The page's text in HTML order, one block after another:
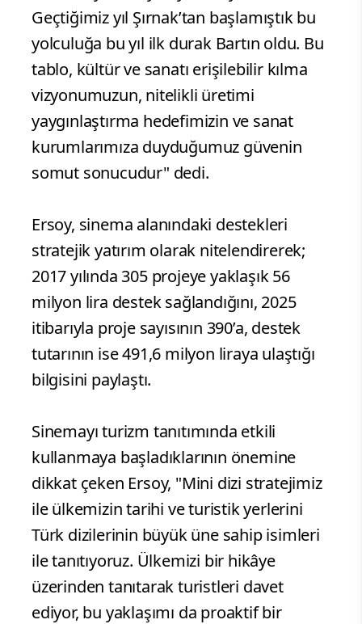
Geçtiğimiz yıl Şırnak’tan başlamıştık bu
yolculuğa bu yıl ilk durak Bartın oldu. Bu
tablo, kültür ve sanatı erişilebilir kılma
vizyonumuzun, nitelikli üretimi
yaygınlaştırma hedefimizin ve sanat
kurumlarımıza duyduğumuz güvenin
somut sonucudur" dedi.
Ersoy, sinema alanındaki destekleri
stratejik yatırım olarak nitelendirerek;
2017 yılında 305 projeye yaklaşık 56
milyon lira destek sağlandığını, 2025
itibarıyla proje sayısının 390’a, destek
tutarının ise 491,6 milyon liraya ulaştığı
bilgisini paylaştı.
Sinemayı turizm tanıtımında etkili
kullanmaya başladıklarının önemine
dikkat çeken Ersoy, "Mini dizi stratejimiz
ile ülkemizin tarihi ve turistik yerlerini
Türk dizilerinin büyük üne sahip isimleri
ile tanıtıyoruz. Ülkemizi bir hikâye
üzerinden tanıtarak turistleri davet
ediyor, bu yaklaşımı da proaktif bir